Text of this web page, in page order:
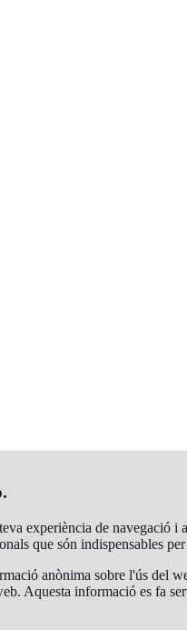
experiència de navegació i
que són indispensables
anònima sobre l'ús del
Aquesta informació es fa